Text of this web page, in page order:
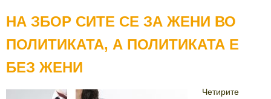
НА ЗБОР СИТЕ СЕ ЗА ЖЕНИ ВО
ПОЛИТИКАТА, А ПОЛИТИКАТА Е
БЕЗ ЖЕНИ
Четирите